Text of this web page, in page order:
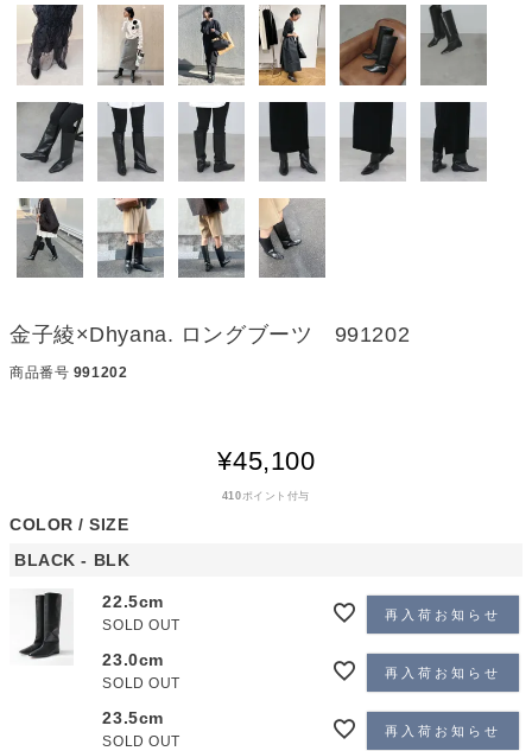
金子綾×Dhyana. ロングブーツ 991202
商品番号 991202
¥45,100
410 ポイント付与
COLOR
SIZE
BLACK - BLK
22.5cm
SOLD OUT
再入荷お知らせ
23.0cm
SOLD OUT
再入荷お知らせ
23.5cm
SOLD OUT
再入荷お知らせ